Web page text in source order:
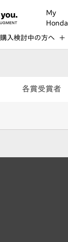
My
Honda
購入検討中の方へ
各賞受賞者